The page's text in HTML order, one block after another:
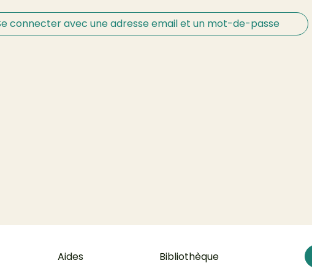
connecter avec une adresse email et un mot-de-passe
page
Aides Bibliothèque